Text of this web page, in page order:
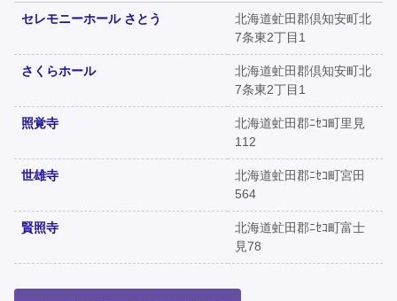
セレモニーホール さとう
北海道虻田郡倶知安町北
7条東2丁目1
さくらホール
北海道虻田郡倶知安町北
7条東2丁目1
照覚寺
北海道虻田郡ﾆｾｺ町里見
112
世雄寺
北海道虻田郡ﾆｾｺ町宮田
564
賢照寺
北海道虻田郡ﾆｾｺ町富士
見78